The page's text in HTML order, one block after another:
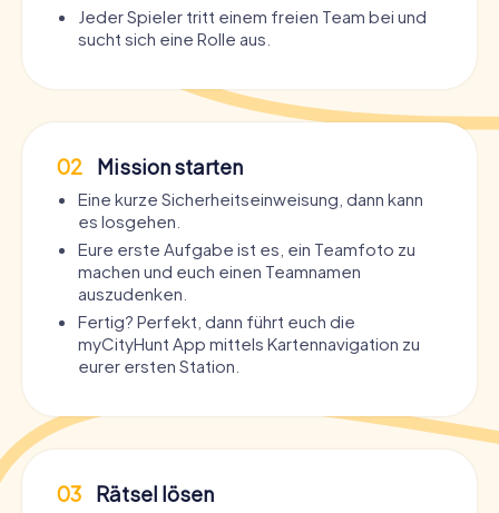
Jeder Spieler tritt einem freien Team bei und
sucht sich eine Rolle aus.
02 Mission starten
Eine kurze Sicherheitseinweisung, dann kann
es losgehen.
Eure erste Aufgabe ist es, ein Teamfoto zu
machen und euch einen Teamnamen
auszudenken.
Fertig? Perfekt, dann führt euch die
myCityHunt App mittels Kartennavigation zu
eurer ersten Station.
03 Rätsel lösen